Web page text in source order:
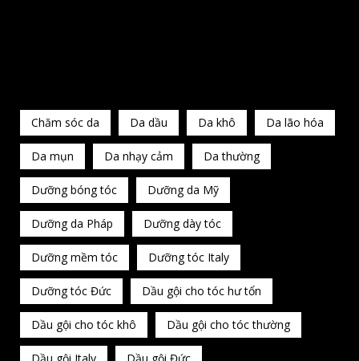
Chăm sóc da Da dầu Da khô Da lão hóa
Da mụn Da nhạy cảm Da thường
Dưỡng bóng tóc Dưỡng da Mỹ
Dưỡng da Pháp Dưỡng dày tóc
Dưỡng mềm tóc Dưỡng tóc Italy
Dưỡng tóc Đức Dầu gội cho tóc hư tổn
Dầu gội cho tóc khô Dầu gội cho tóc thường